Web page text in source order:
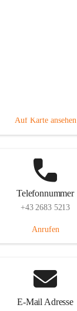
Auf Karte ansehen
Telefonnummer
+43 2683 5213
Anrufen
E-Mail Adresse